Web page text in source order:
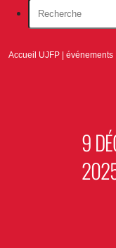
Accueil UJFP |événements
9